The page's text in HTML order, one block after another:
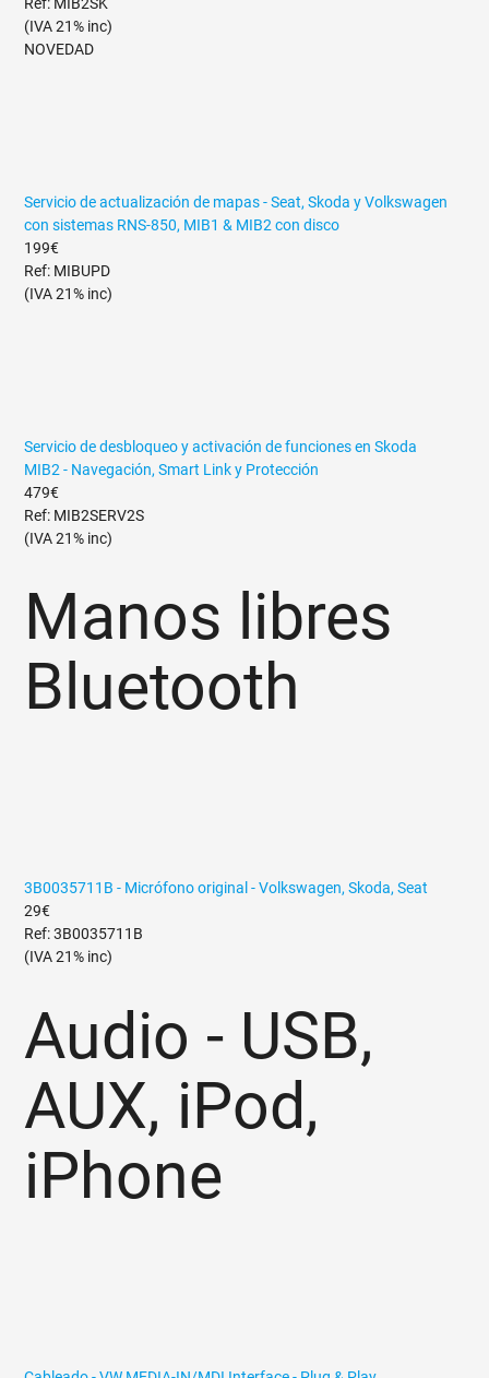
(IVA 21% inc)
NOVEDAD
Servicio de actualización de mapas - Seat, Skoda y Volkswagen
con sistemas RNS-850, MIB1 & MIB2 con disco
199€
Ref: MIBUPD
(IVA 21% inc)
Servicio de desbloqueo y activación de funciones en Skoda
MIB2 - Navegación, Smart Link y Protección
479€
Ref: MIB2SERV2S
(IVA 21% inc)
Manos libres
Bluetooth
3B0035711B - Micrófono original - Volkswagen, Skoda, Seat
29€
Ref: 3B0035711B
(IVA 21% inc)
Audio - USB,
AUX, iPod,
iPhone